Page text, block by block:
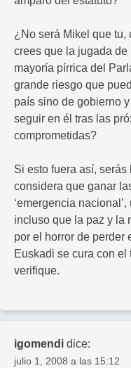
¿No será Mikel que tu,
crees que la jugada de
mayoría pírrica del
grande riesgo que
país sino de gobierno
seguir en él tras las
comprometidas?
Si esto fuera así,
considera que ganar
‘emergencia
incluso que la paz y la
por el horror de perder
Euskadi se cura con
verifique.
igomendi dice:
julio 1, 2008 a las 15:12